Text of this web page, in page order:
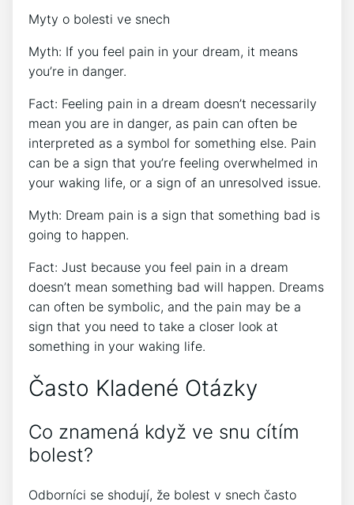
Myty o bolesti ve snech
Myth: If you feel pain in your dream, it means
you’re in danger.
Fact: Feeling pain in a dream doesn’t necessarily
mean you are in danger, as pain can often be
interpreted as a symbol for something else. Pain
can be a sign that you’re feeling overwhelmed in
your waking life, or a sign of an unresolved issue.
Myth: Dream pain is a sign that something bad is
going to happen.
Fact: Just because you feel pain in a dream
doesn’t mean something bad will happen. Dreams
can often be symbolic, and the pain may be a
sign that you need to take a closer look at
something in your waking life.
Často Kladené Otázky
Co znamená když ve snu cítím
bolest?
Odborníci se shodují, že bolest v snech často